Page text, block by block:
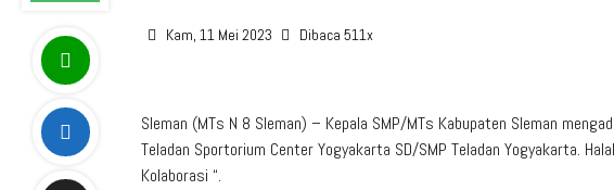
Kam, 11 Mei 2023 Dibaca 511x
Sleman (MTs N 8 Sleman) – Kepala SMP/MTs Kabupaten Sleman
Teladan Sportorium Center Yogyakarta SD/SMP Teladan Yogyakarta.
Kolaborasi “.